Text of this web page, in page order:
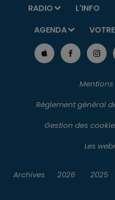
RADIO L'INFO
AGENDA
Règlement général
Gestion des
Les
Archives 2026 2025